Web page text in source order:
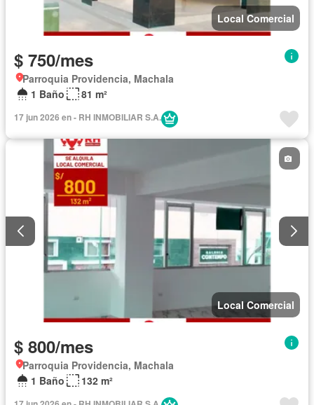
Local Comercial
$ 750/mes
Parroquia Providencia, Machala
1 Baño
81 m²
17 jun 2026 en - RH INMOBILIAR S.A.
Local Comercial
$ 800/mes
Parroquia Providencia, Machala
1 Baño
132 m²